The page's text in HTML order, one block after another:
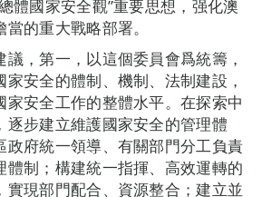
體國家安全觀”重要思想，强化澳
的重大戰略部署。
，第一，以這個委員會爲統籌，
安全的體制、機制、法制建設，
家安全工作的整體水平。在探索中
逐步建立維護國家安全的管理體
政府統一領導、有關部門分工負責
體制；構建統一指揮、高效運轉的
實現部門配合、資源整合；建立並